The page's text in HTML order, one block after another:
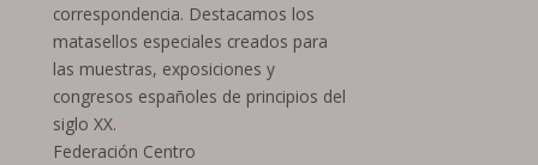
correspondencia. Destacamos los
matasellos especiales creados para
las muestras, exposiciones y
congresos españoles de principios del
siglo XX.
Federación Centro